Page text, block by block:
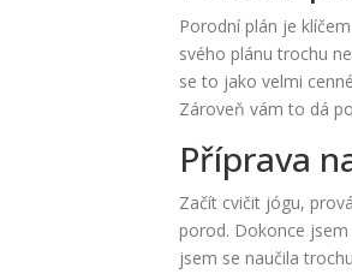
Porodní plán je
svého plánu trochu
se to jako velmi
Zároveň vám to dá
Příprava
Začít cvičit jógu,
porod. Dokonce
jsem se naučila